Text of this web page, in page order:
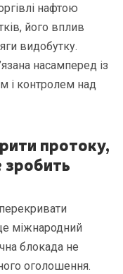
нафтою
його вплив
видобутку.
насамперед із
і контролем над
протоку,
зробить
міжнародний
блокада не
оголошення.